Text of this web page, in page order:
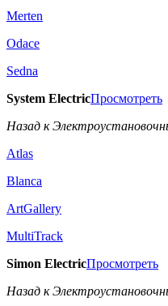
Merten
Odace
Sedna
System ElectricПросмотреть
Назад к
Atlas
Blanca
ArtGallery
MultiTrack
Simon ElectricПросмотреть
Назад к